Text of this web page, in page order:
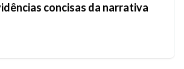
concisas da narrativa